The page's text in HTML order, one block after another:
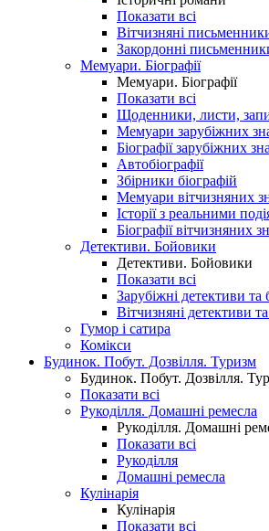
Показати всі
Вітчизняні
Закордонні
Мемуари. Біографії
Мемуари. Біографії
Показати всі
Щоденники, листи,
Мемуари зарубіжних
Біографії зарубіжних
Автобіографії
Збірники біографій
Мемуари вітчизняних
Історії з реальними
Біографії вітчизняних
Детективи. Бойовики
Детективи. Бойовики
Показати всі
Зарубіжні детективи
Вітчизняні детективи
Гумор і сатира
Комікси
Будинок. Побут. Дозвілля. Туризм
Будинок. Побут. Дозвілля.
Показати всі
Рукоділля. Домашні ремесла
Рукоділля. Домашні
Показати всі
Рукоділля
Домашні ремесла
Кулінарія
Кулінарія
Показати всі